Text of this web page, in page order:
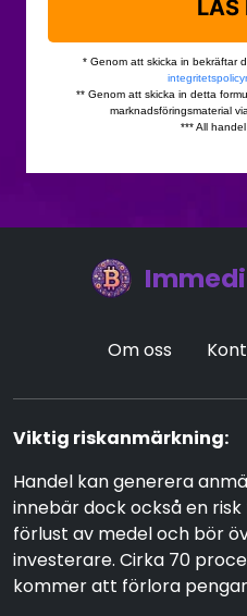
Om oss
Viktig riskanmärkning:
Handel kan generera
innebär dock också en
förlust av medel och bör
investerare. Cirka 70
kommer att förlora